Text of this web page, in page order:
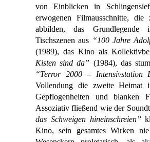
von Einblicken in
erwogenen Filmausschnitte,
abbilden, das Grundlegende
Tischszenen aus “100 Jahre
(1989), das Kino als
Kisten sind da” (1984), das
“Terror 2000 – Intensivstation
Vollendung die zweite Heimat
Gepflogenheiten und blanken
Assoziativ fließend wie der
das Schweigen hineinschreien”
Kino, sein gesamtes Wirken